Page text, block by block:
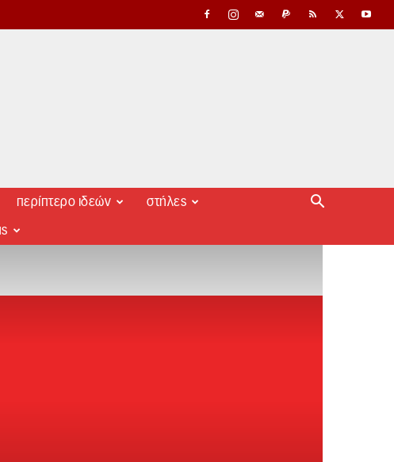
περίπτερο ιδεών στήλες